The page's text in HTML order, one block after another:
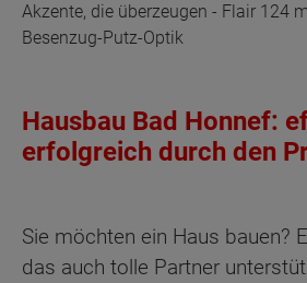
Akzente, die überzeugen - Flair 124
Besenzug-Putz-Optik
Hausbau Bad Honnef:
erfolgreich durch den
Sie möchten ein Haus bauen?
das auch tolle Partner